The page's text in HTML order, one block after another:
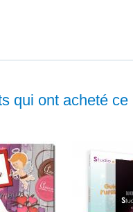
qui ont acheté